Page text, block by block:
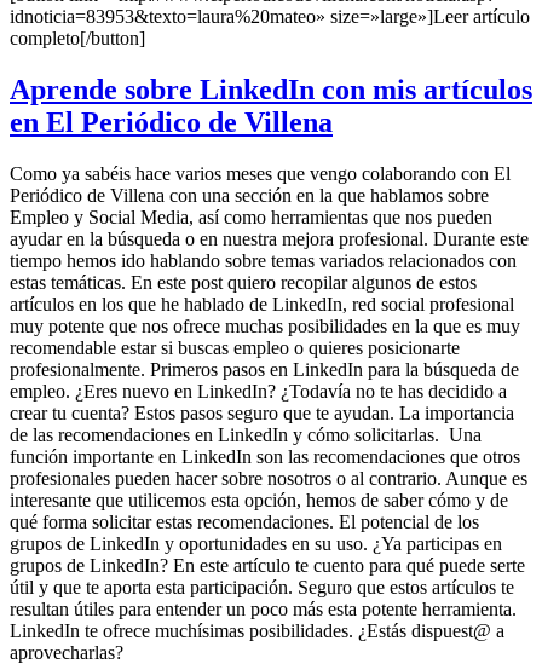
idnoticia=83953&texto=laura%20mateo» size=»large»]Leer artículo
completo[/button]
Aprende sobre LinkedIn con mis artículos
en El Periódico de Villena
Como ya sabéis hace varios meses que vengo colaborando con El
Periódico de Villena con una sección en la que hablamos sobre
Empleo y Social Media, así como herramientas que nos pueden
ayudar en la búsqueda o en nuestra mejora profesional. Durante este
tiempo hemos ido hablando sobre temas variados relacionados con
estas temáticas. En este post quiero recopilar algunos de estos
artículos en los que he hablado de LinkedIn, red social profesional
muy potente que nos ofrece muchas posibilidades en la que es muy
recomendable estar si buscas empleo o quieres posicionarte
profesionalmente. Primeros pasos en LinkedIn para la búsqueda de
empleo. ¿Eres nuevo en LinkedIn? ¿Todavía no te has decidido a
crear tu cuenta? Estos pasos seguro que te ayudan. La importancia
de las recomendaciones en LinkedIn y cómo solicitarlas. Una
función importante en LinkedIn son las recomendaciones que otros
profesionales pueden hacer sobre nosotros o al contrario. Aunque es
interesante que utilicemos esta opción, hemos de saber cómo y de
qué forma solicitar estas recomendaciones. El potencial de los
grupos de LinkedIn y oportunidades en su uso. ¿Ya participas en
grupos de LinkedIn? En este artículo te cuento para qué puede serte
útil y que te aporta esta participación. Seguro que estos artículos te
resultan útiles para entender un poco más esta potente herramienta.
LinkedIn te ofrece muchísimas posibilidades. ¿Estás dispuest@ a
aprovecharlas?